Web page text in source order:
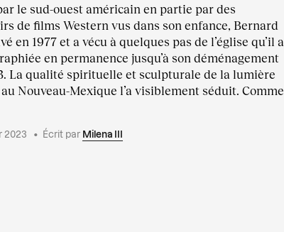
le sud-ouest américain en partie par des
de films Western vus dans son enfance, Bernard
en 1977 et a vécu à quelques pas de l’église qu’il a
en permanence jusqu’à son déménagement
La qualité spirituelle et sculpturale de la lumière
Nouveau-Mexique l’a visiblement séduit. Comme
2023 • Écrit par Milena III